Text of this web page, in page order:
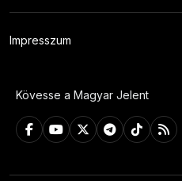
Impresszum
Kövesse a Magyar Jelent